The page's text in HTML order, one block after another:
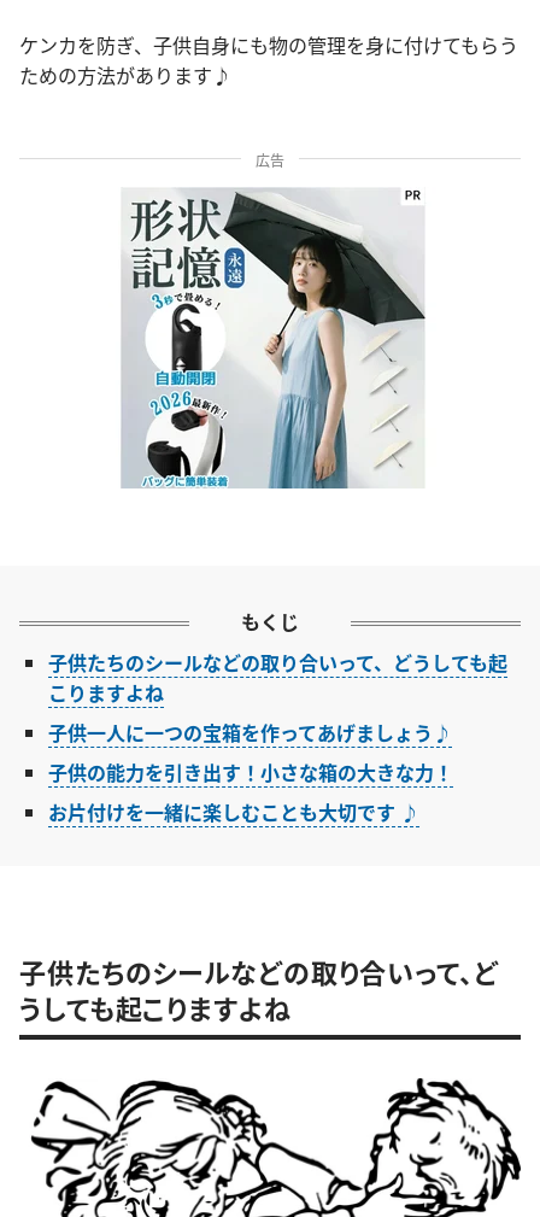
ケンカを防ぎ、子供自身にも物の管理を身に付けてもらう
ための方法があります♪
広告
もくじ
子供たちのシールなどの取り合いって、どうしても起
こりますよね
子供一人に一つの宝箱を作ってあげましょう♪
子供の能力を引き出す！小さな箱の大きな力！
お片付けを一緒に楽しむことも大切です ♪
子供たちのシールなどの取り合いって、ど
うしても起こりますよね